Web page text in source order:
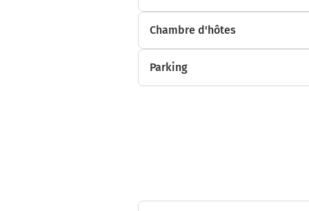
Chambre d'hôtes
Parking